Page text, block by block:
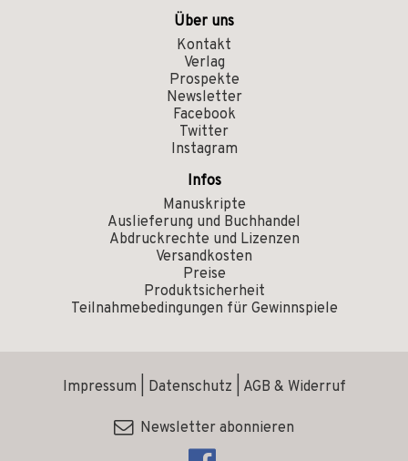
Über uns
Kontakt
Verlag
Prospekte
Newsletter
Facebook
Twitter
Instagram
Infos
Manuskripte
Auslieferung und Buchhandel
Abdruckrechte und Lizenzen
Versandkosten
Preise
Produktsicherheit
Teilnahmebedingungen für Gewinnspiele
Impressum Datenschutz AGB & Widerruf
Newsletter abonnieren